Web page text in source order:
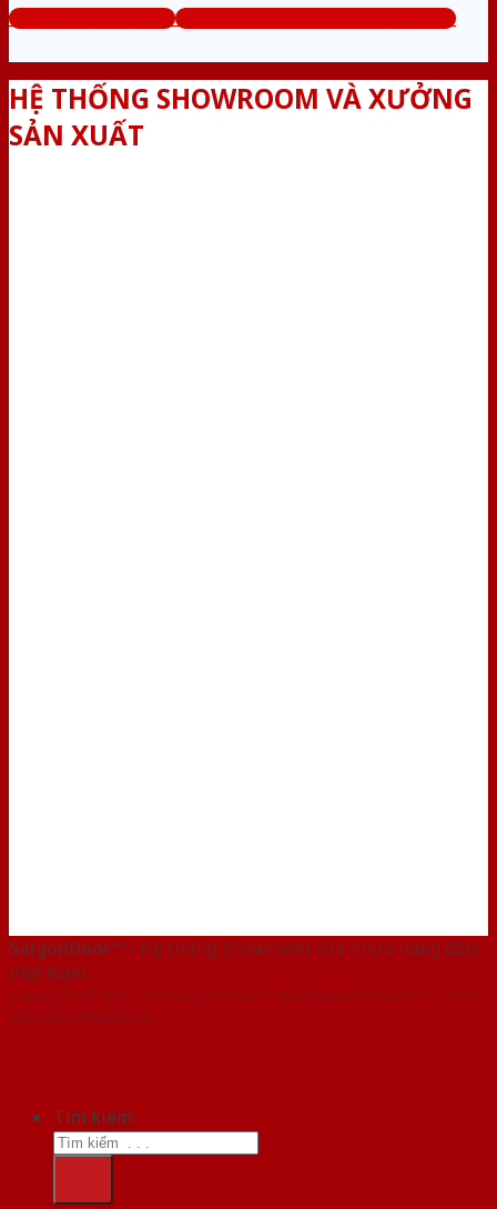
www.bancuanhua.com Tổng đài tư vấn miễn phí: 0824.400.400
HỆ THỐNG SHOWROOM VÀ XƯỞNG
SẢN XUẤT
SaigonDoor™ - Hệ thống Showroom cửa nhựa hàng đầu
Việt Nam
Copyright ⓒ 2016 – 2026 SaigonDoor™ - www.bancuanhua.com | Đơn vị
chủ quản SaigonDoor
Tìm kiếm: